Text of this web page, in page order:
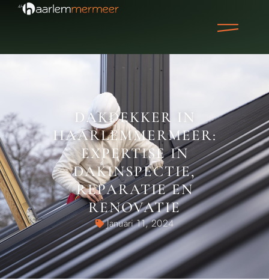
DAKDEKKER IN
HAARLEMMERMEER:
EXPERTISE IN
DAKINSPECTIE,
REPARATIE EN
RENOVATIE
Januari 11, 2024